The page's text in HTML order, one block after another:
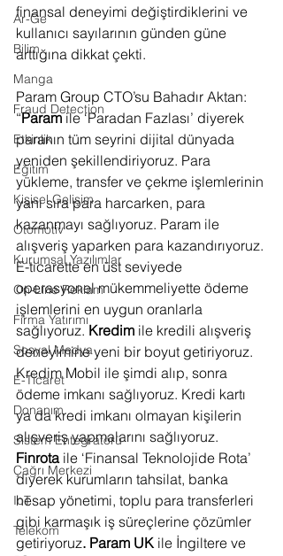
Ar-Ge
Bilim
Manga
Fraud Detection
Etkinlik
Eğitim
Kişisel Gelişim
Otomotiv
Kurumsal Yazılımlar
On-Line Reklam
Firma Yatırımı
Sosyal Medya
E-Ticaret
Donanım
Sistem Entegratörü
Çağrı Merkezi
IoT
Telekom
finansal deneyimi değiştirdiklerini ve
kullanıcı sayılarının günden güne
arttığına dikkat çekti.
Param Group CTO’su Bahadır Aktan:
“Param ile ‘Paradan Fazlası’ diyerek
paranın tüm seyrini dijital dünyada
yeniden şekillendiriyoruz. Para
yükleme, transfer ve çekme işlemlerinin
yanı sıra para harcarken, para
kazanmayı sağlıyoruz. Param ile
alışveriş yaparken para kazandırıyoruz.
E-ticarette en üst seviyede
operasyonel mükemmeliyette ödeme
işlemlerini en uygun oranlarla
sağlıyoruz. Kredim ile kredili alışveriş
deneyimine yeni bir boyut getiriyoruz.
Kredim Mobil ile şimdi alıp, sonra
ödeme imkanı sağlıyoruz. Kredi kartı
ya da kredi imkanı olmayan kişilerin
alışveriş yapmalarını sağlıyoruz.
Finrota ile ‘Finansal Teknolojide Rota’
diyerek kurumların tahsilat, banka
hesap yönetimi, toplu para transferleri
gibi karmaşık iş süreçlerine çözümler
getiriyoruz. Param UK ile İngiltere ve